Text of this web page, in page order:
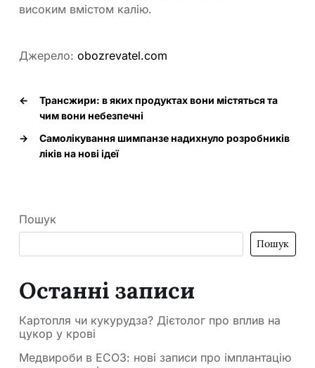
високим вмістом калію.
Джерело: obozrevatel.com
←
Трансжири: в яких продуктах вони містяться та
чим вони небезпечні
→
Самолікування шимпанзе надихнуло розробників
ліків на нові ідеї
Пошук
Пошук
Останні записи
Картопля чи кукурудза? Дієтолог про вплив на
цукор у крові
Медвироби в ЕСОЗ: нові записи про імплантацію